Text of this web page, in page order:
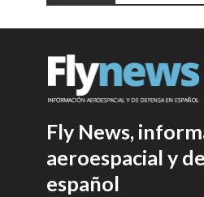
Fly News,
aeroespacial y
español